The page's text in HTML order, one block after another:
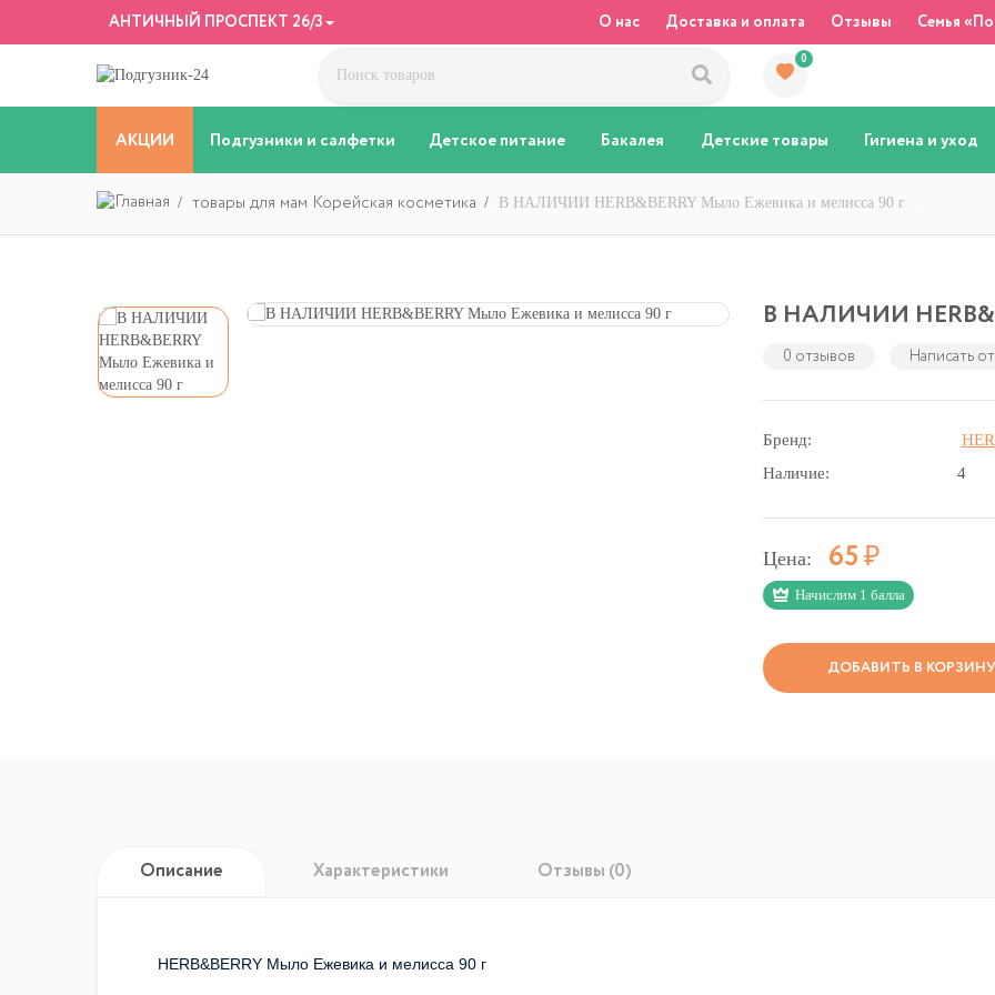
АНТИЧНЫЙ ПРОСПЕКТ 26/3 О нас Доставка и оплата Отзывы Семья
0
АКЦИИ Подгузники и салфетки Детское питание Бакалея Детские товары Гигиена и уход
товары для мам Корейская косметика В НАЛИЧИИ HERB&BERRY Мыло Ежевика и мелисса 90 г
В НАЛИЧИИ
0 отзывов Написать
Бренд:
Наличие:
4
Цена: 65
Начислим 1 балла
ДОБАВИТЬ В КОРЗИНУ
Описание Характеристики Отзывы (0)
HERB&BERRY Мыло Ежевика и мелисса 90 г